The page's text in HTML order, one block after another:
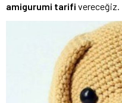
amigurumi tarifi vereceğiz.